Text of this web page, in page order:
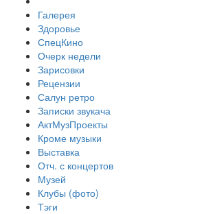
Галерея
Здоровье
СпецКино
Очерк недели
Зарисовки
Рецензии
Салун ретро
Записки звукача
АктМузПроекты
Кроме музыки
Выставка
Отч. с концертов
Музей
Клубы (фото)
Тэги